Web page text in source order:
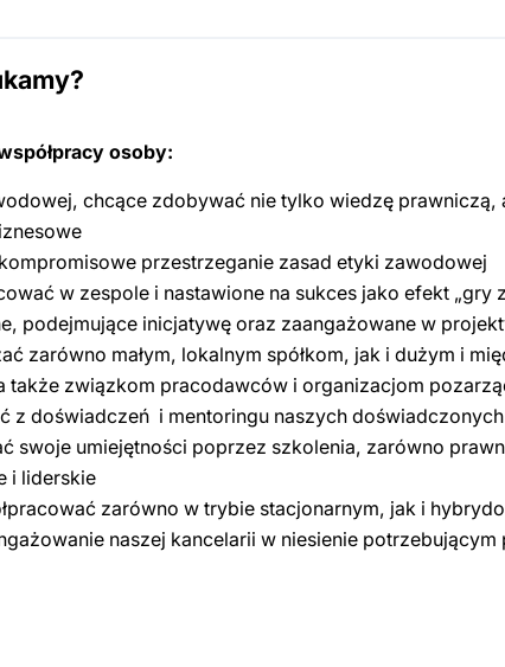
osoby:
chcące zdobywać nie tylko wiedzę prawniczą,
przestrzeganie zasad etyki zawodowej
w zespole i nastawione na sukces jako efekt „gry
podejmujące inicjatywę oraz zaangażowane w
zarówno małym, lokalnym spółkom, jak i dużym i
także związkom pracodawców i organizacjom
z doświadczeń i mentoringu naszych
swoje umiejętności poprzez szkolenia, zarówno
i liderskie
zarówno w trybie stacjonarnym, jak i
naszej kancelarii w niesienie